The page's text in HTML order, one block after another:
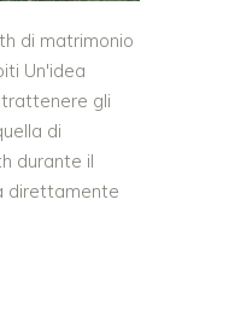
di matrimonio
Un'idea
gli
di
durante il
direttamente